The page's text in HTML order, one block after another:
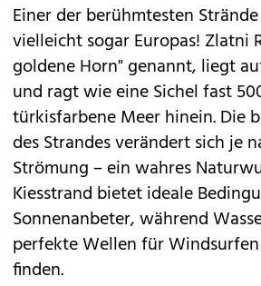
Einer der berühmtesten
vielleicht sogar Europas! Zlatni
goldene Horn" genannt, liegt
und ragt wie eine Sichel fast
türkisfarbene Meer hinein. Die
des Strandes verändert sich je
Strömung – ein wahres
Kiesstrand bietet ideale
Sonnenanbeter, während
perfekte Wellen für
finden.